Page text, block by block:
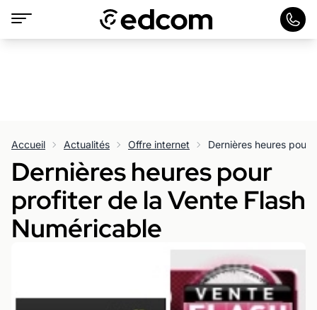
Accueil Actualités Offre internet
Dernières heures pour
profiter de la Vente Flash
Numéricable